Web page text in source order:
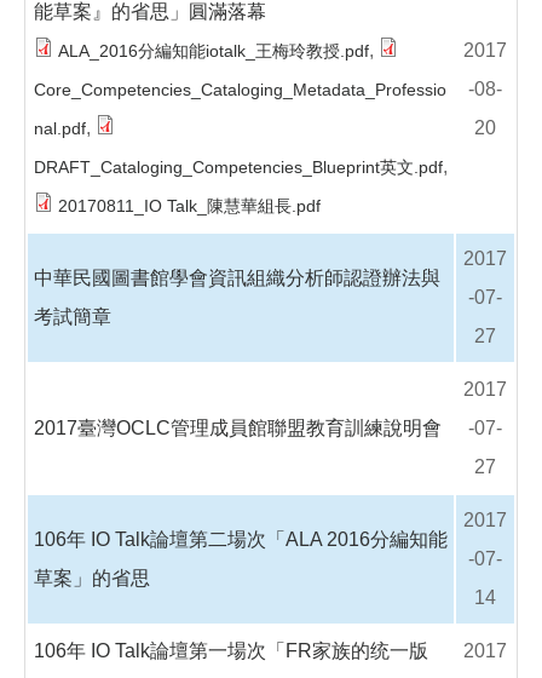
能草案』的省思」圓滿落幕
ALA_2016分編知能iotalk_王梅玲教授.pdf,
Core_Competencies_Cataloging_Metadata_Professio
nal.pdf,
DRAFT_Cataloging_Competencies_Blueprint英文.pdf,
20170811_IO Talk_陳慧華組長.pdf
2017
-08-
20
中華民國圖書館學會資訊組織分析師認證辦法與
考試簡章
2017
-07-
27
2017臺灣OCLC管理成員館聯盟教育訓練說明會
2017
-07-
27
106年 IO Talk論壇第二場次「ALA 2016分編知能
草案」的省思
2017
-07-
14
106年 IO Talk論壇第一場次「FR家族的统一版
2017